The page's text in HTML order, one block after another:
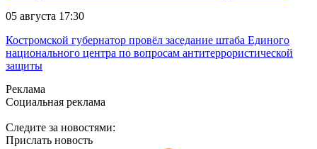
05 августа 17:30
Костромской губернатор провёл заседание штаба Единого
национального центра по вопросам антитеррористической
защиты
Реклама
Социальная реклама
Следите за новостями:
Прислать новость